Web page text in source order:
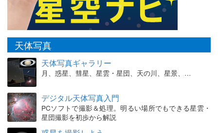
天体写真
天体写真ギャラリー
月、惑星、彗星、星雲・星団、天の川、星景、…
デジタル天体写真入門
PCソフトで撮影＆処理。明るい場所でもできる星雲・
星団撮影を初歩から解説